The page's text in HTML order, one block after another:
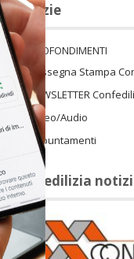
〉 Notizie
APPROFONDIMENTI
Rassegna Stampa
NEWSLETTER
Video/Audio
Appuntamenti
〉 Confedilizia